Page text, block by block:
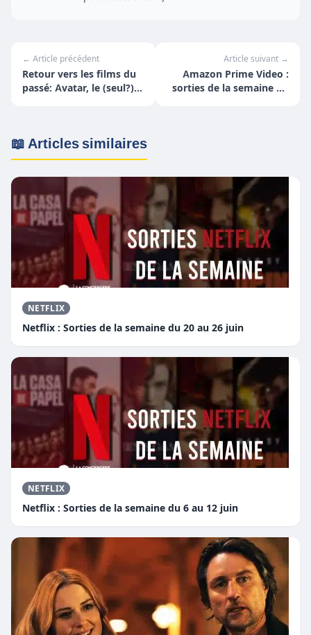
← Article précédent
Retour vers les films du
passé: Avatar, le (seul?)
Article suivant →
Amazon Prime Video :
sorties de la semaine du
📖 Articles similaires
NETFLIX
Netflix : Sorties de la semaine du 20 au 26 juin
NETFLIX
Netflix : Sorties de la semaine du 6 au 12 juin